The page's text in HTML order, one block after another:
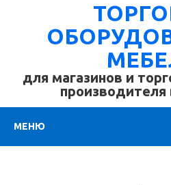
МЕНЮ
для магазинов и
производителя